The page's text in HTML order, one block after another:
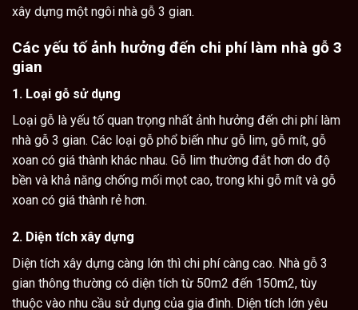
xây dựng một ngôi nhà gỗ 3 gian.
Các yếu tố ảnh hưởng đến chi phí làm nhà gỗ 3
gian
1. Loại gỗ sử dụng
Loại gỗ là yếu tố quan trọng nhất ảnh hưởng đến chi phí làm
nhà gỗ 3 gian. Các loại gỗ phổ biến như gỗ lim, gỗ mít, gỗ
xoan có giá thành khác nhau. Gỗ lim thường đắt hơn do độ
bền và khả năng chống mối mọt cao, trong khi gỗ mít và gỗ
xoan có giá thành rẻ hơn.
2. Diện tích xây dựng
Diện tích xây dựng càng lớn thì chi phí càng cao. Nhà gỗ 3
gian thông thường có diện tích từ 50m2 đến 150m2, tùy
thuộc vào nhu cầu sử dụng của gia đình. Diện tích lớn yêu